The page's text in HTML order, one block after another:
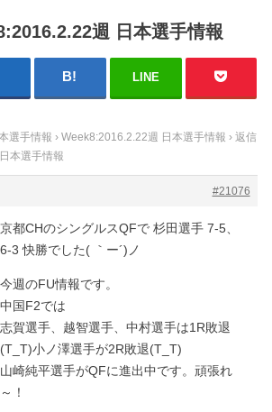
週 日本選手情報
LINE
選手情報 › Week8:2016.2.22週 日本選手情報 › 返信
本選手情報
#21076
京都CHのシングルスQFで 杉田選手 7-5、
6-3 快勝でした( ｀ー´)ノ
今週のFU情報です。
中国F2では
志賀選手、越智選手、中村選手は1R敗退
(T_T)小ノ澤選手が2R敗退(T_T)
山崎純平選手がQFに進出中です。頑張れ
～！